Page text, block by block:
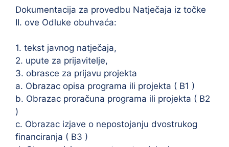
Dokumentacija za provedbu Natječaja iz točke
II. ove Odluke obuhvaća:
1. tekst javnog natječaja,
2. upute za prijavitelje,
3. obrasce za prijavu projekta
a. Obrazac opisa programa ili projekta ( B1 )
b. Obrazac proračuna programa ili projekta ( B2
)
c. Obrazac izjave o nepostojanju dvostrukog
financiranja ( B3 )